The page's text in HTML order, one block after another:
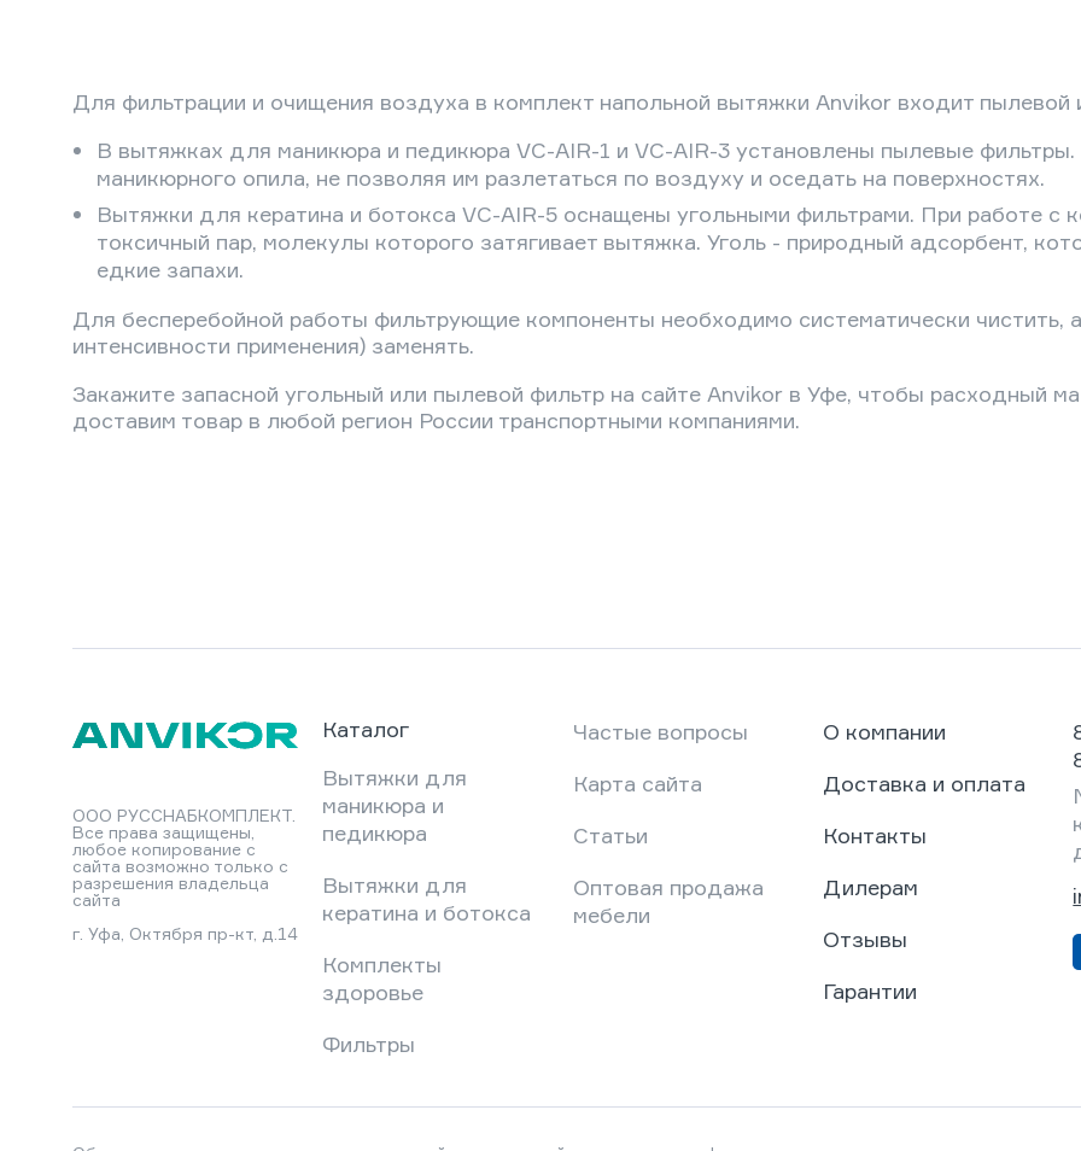
Для фильтрации и очищения воздуха в комплект напольной вытяжки Anvikor входит пылевой
В вытяжках для маникюра и педикюра VC-AIR-1 и VC-AIR-3 установлены пылевые
маникюрного опила, не позволяя им разлетаться по воздуху и оседать на поверхностях.
Вытяжки для кератина и ботокса VC-AIR-5 оснащены угольными фильтрами. При работе с
токсичный пар, молекулы которого затягивает вытяжка. Уголь - природный адсорбент,
едкие запахи.
Для бесперебойной работы фильтрующие компоненты необходимо систематически чистить,
интенсивности применения) заменять.
Закажите запасной угольный или пылевой фильтр на сайте Anvikor в Уфе, чтобы расходный
доставим товар в любой регион России транспортными компаниями.
ООО РУССНАБКОМПЛЕКТ.
Все права защищены,
любое копирование с
сайта возможно только с
разрешения владельца
сайта
г. Уфа, Октября пр-кт, д.14
Каталог
Вытяжки для
маникюра и
педикюра
Вытяжки для
кератина и ботокса
Комплекты
здоровье
Фильтры
Частые вопросы
Карта сайта
Статьи
Оптовая продажа
мебели
О компании
Доставка и оплата
Контакты
Дилерам
Отзывы
Гарантии